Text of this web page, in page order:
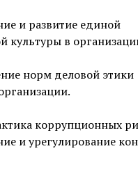
и развитие единой
культуры в
норм деловой этики
коррупционных
и урегулирование